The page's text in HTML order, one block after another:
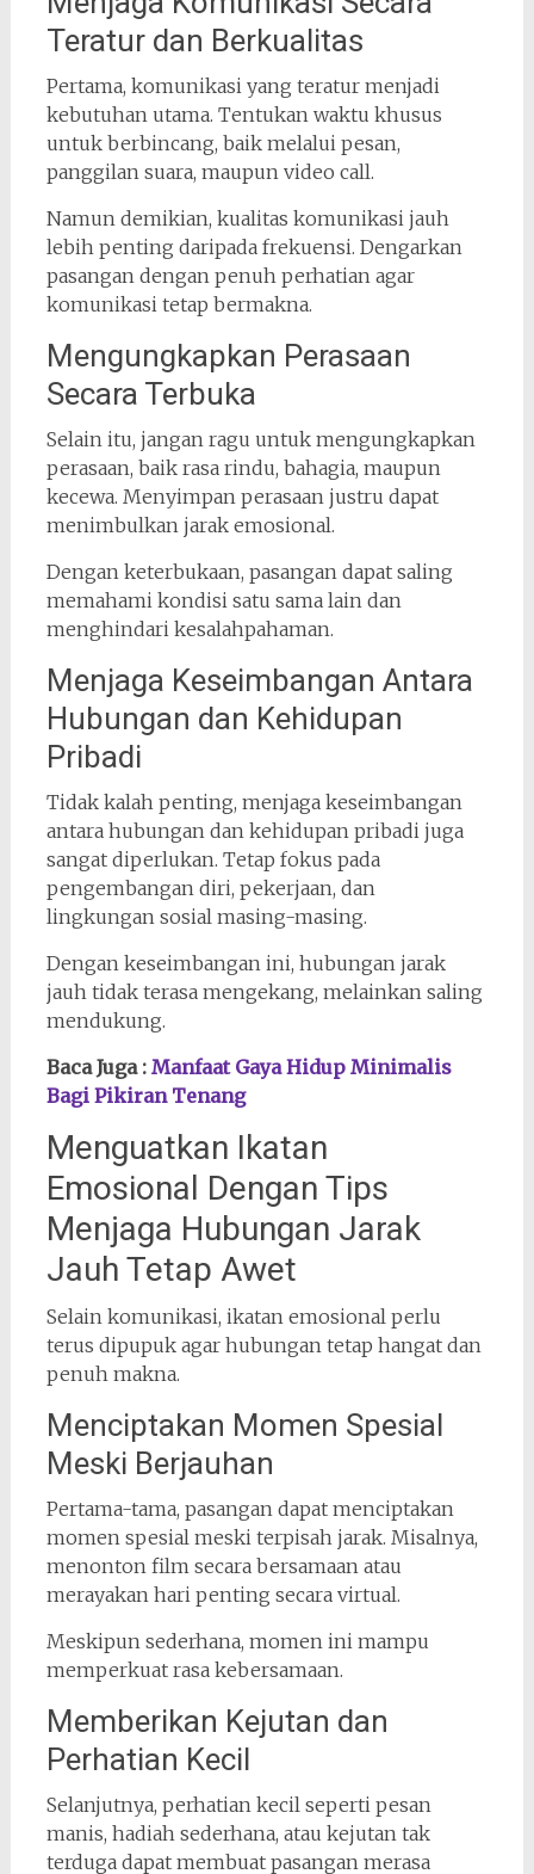
Teratur dan Berkualitas
Pertama, komunikasi yang teratur menjadi
kebutuhan utama. Tentukan waktu khusus
untuk berbincang, baik melalui pesan,
panggilan suara, maupun video call.
Namun demikian, kualitas komunikasi jauh
lebih penting daripada frekuensi. Dengarkan
pasangan dengan penuh perhatian agar
komunikasi tetap bermakna.
Mengungkapkan Perasaan
Secara Terbuka
Selain itu, jangan ragu untuk mengungkapkan
perasaan, baik rasa rindu, bahagia, maupun
kecewa. Menyimpan perasaan justru dapat
menimbulkan jarak emosional.
Dengan keterbukaan, pasangan dapat saling
memahami kondisi satu sama lain dan
menghindari kesalahpahaman.
Menjaga Keseimbangan Antara
Hubungan dan Kehidupan
Pribadi
Tidak kalah penting, menjaga keseimbangan
antara hubungan dan kehidupan pribadi juga
sangat diperlukan. Tetap fokus pada
pengembangan diri, pekerjaan, dan
lingkungan sosial masing-masing.
Dengan keseimbangan ini, hubungan jarak
jauh tidak terasa mengekang, melainkan saling
mendukung.
Baca Juga : Manfaat Gaya Hidup Minimalis
Bagi Pikiran Tenang
Menguatkan Ikatan
Emosional Dengan Tips
Menjaga Hubungan Jarak
Jauh Tetap Awet
Selain komunikasi, ikatan emosional perlu
terus dipupuk agar hubungan tetap hangat dan
penuh makna.
Menciptakan Momen Spesial
Meski Berjauhan
Pertama-tama, pasangan dapat menciptakan
momen spesial meski terpisah jarak. Misalnya,
menonton film secara bersamaan atau
merayakan hari penting secara virtual.
Meskipun sederhana, momen ini mampu
memperkuat rasa kebersamaan.
Memberikan Kejutan dan
Perhatian Kecil
Selanjutnya, perhatian kecil seperti pesan
manis, hadiah sederhana, atau kejutan tak
terduga dapat membuat pasangan merasa